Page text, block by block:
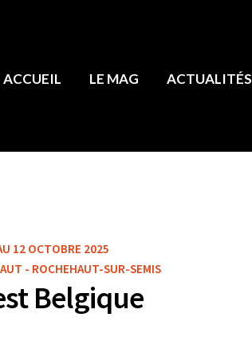
ACCUEIL LE MAG ACTUALITÉS
12 OCTOBRE 2025
- ROCHEHAUT-SUR-SEMIS
Belgique